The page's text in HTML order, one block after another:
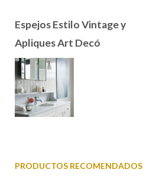
Espejos Estilo Vintage y
Apliques Art Decó
PRODUCTOS RECOMENDADOS